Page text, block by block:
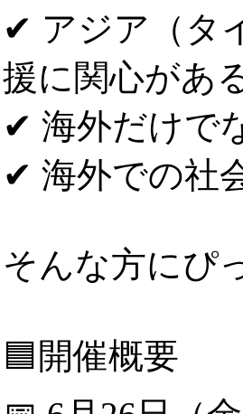
✔ アジア（タ
援に関心があ
✔ 海外だけで
✔ 海外での社
そんな方にぴ
🟦開催概要